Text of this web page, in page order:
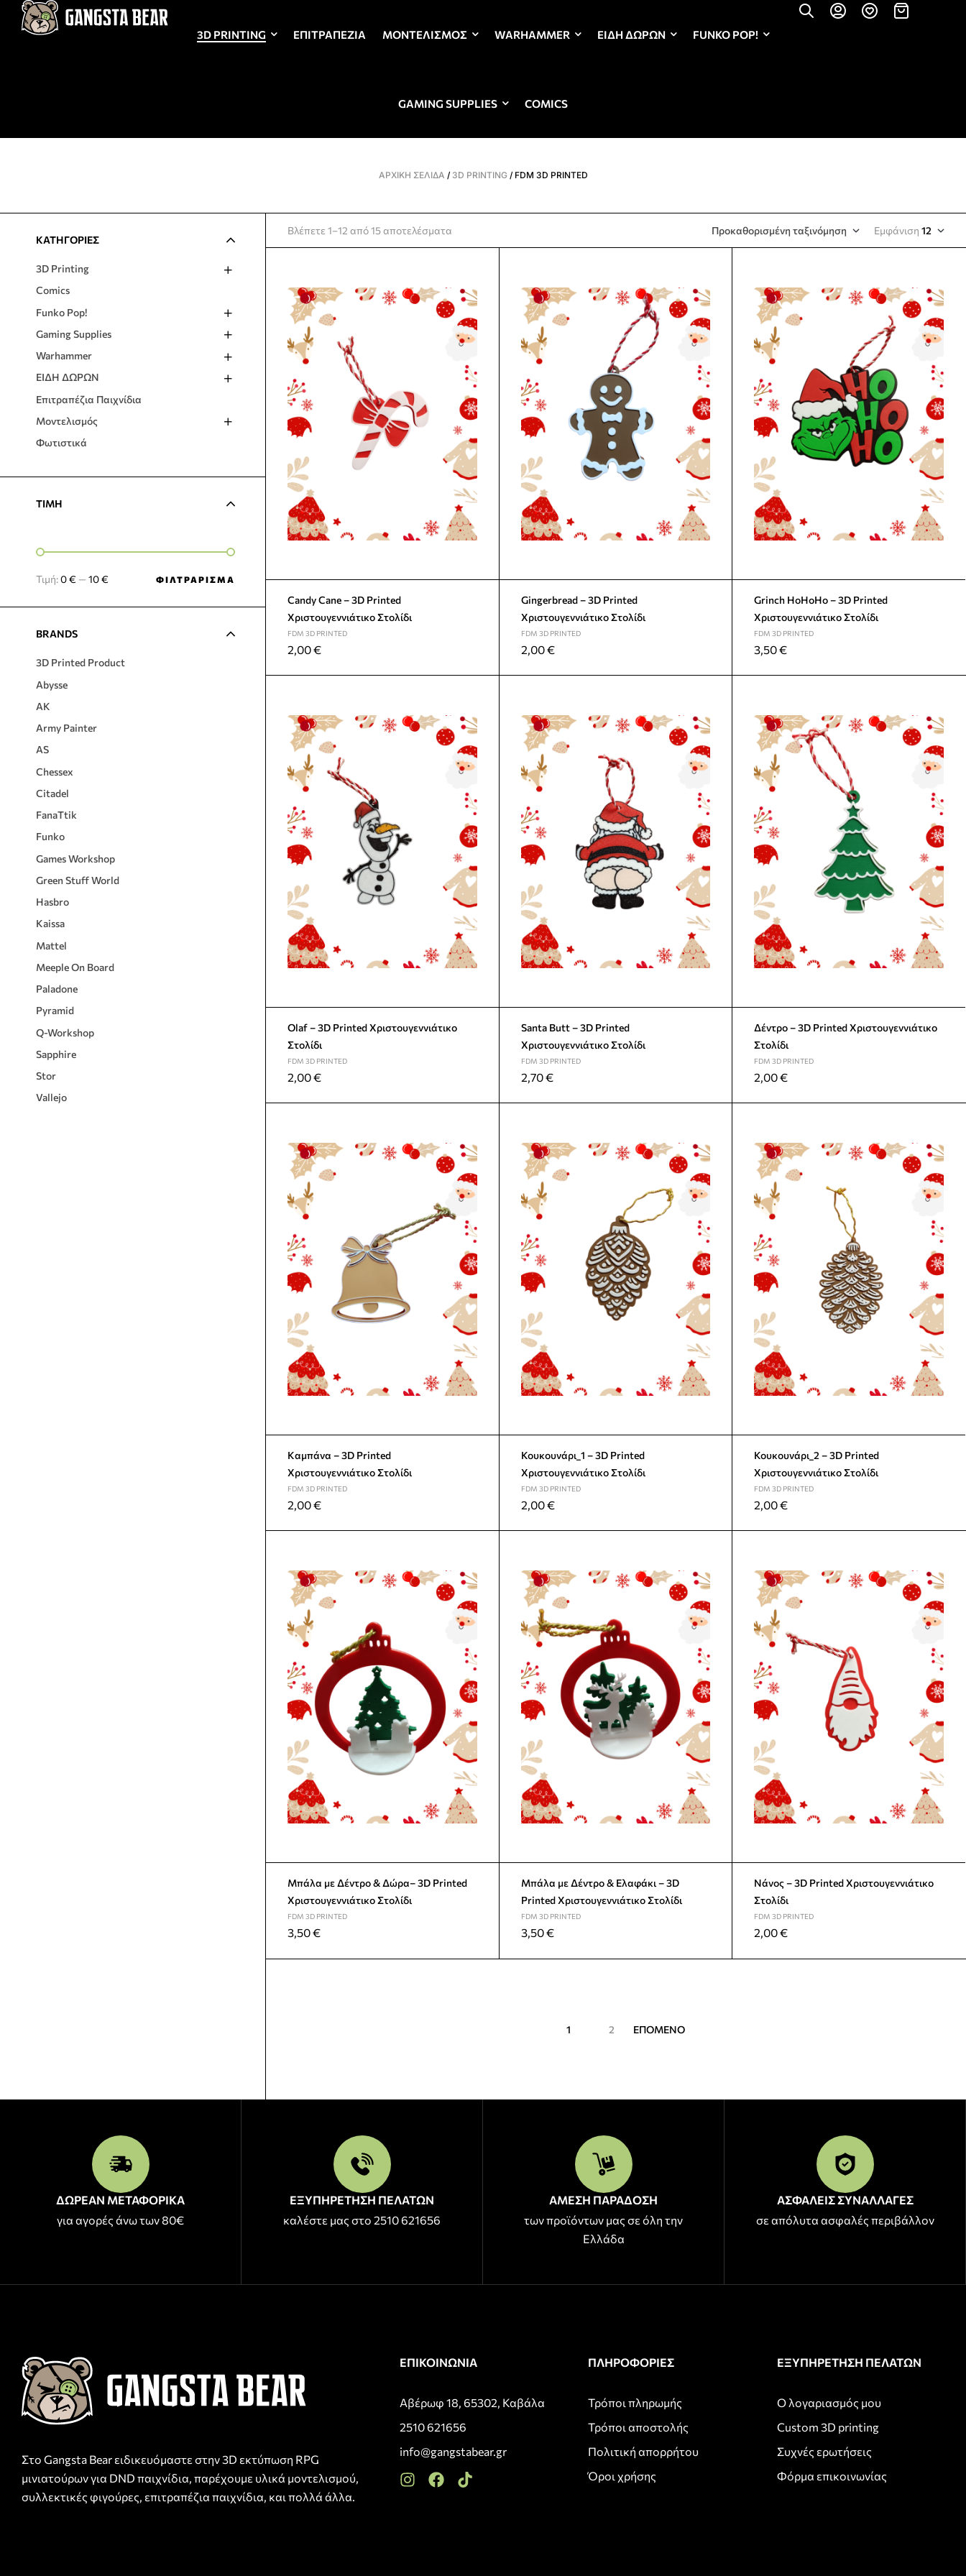
3D PRINTING ΕΠΙΤΡΑΠΈΖΙΑ ΜΟΝΤΕΛΙΣΜΌΣ WARHAMMER ΕΊΔΗ ΔΏΡΩΝ FUNKO POP!
GAMING SUPPLIES COMICS
ΑΡΧΙΚΉ ΣΕΛΊΔΑ / 3D PRINTING/ FDM 3D PRINTED
Βλέπετε 1–12 από 15 αποτελέσματα Προκαθορισμένη ταξινόμηση Εμφάνιση 12
Candy Cane – 3D Printed
Χριστουγεννιάτικο Στολίδι
FDM 3D PRINTED
2,00€
Gingerbread – 3D Printed
Χριστουγεννιάτικο Στολίδι
FDM 3D PRINTED
2,00€
Grinch HoHoHo – 3D Printed
Χριστουγεννιάτικο Στολίδι
FDM 3D PRINTED
3,50€
Olaf – 3D Printed Χριστουγεννιάτικο
Στολίδι
FDM 3D PRINTED
2,00€
Santa Butt – 3D Printed
Χριστουγεννιάτικο Στολίδι
FDM 3D PRINTED
2,70€
Δέντρο – 3D Printed Χριστουγεννιάτικο
Στολίδι
FDM 3D PRINTED
2,00€
Καμπάνα – 3D Printed
Χριστουγεννιάτικο Στολίδι
FDM 3D PRINTED
2,00€
Κουκουνάρι_1 – 3D Printed
Χριστουγεννιάτικο Στολίδι
FDM 3D PRINTED
2,00€
Κουκουνάρι_2 – 3D Printed
Χριστουγεννιάτικο Στολίδι
FDM 3D PRINTED
2,00€
Μπάλα με Δέντρο & Δώρα– 3D Printed
Χριστουγεννιάτικο Στολίδι
FDM 3D PRINTED
3,50€
Μπάλα με Δέντρο & Ελαφάκι – 3D
Printed Χριστουγεννιάτικο Στολίδι
FDM 3D PRINTED
3,50€
Νάνος – 3D Printed Χριστουγεννιάτικο
Στολίδι
FDM 3D PRINTED
2,00€
1 2 ΕΠΟΜΕΝΟ
ΚΑΤΗΓΟΡΙΕΣ
3D Printing
Comics
Funko Pop!
Gaming Supplies
Warhammer
ΕΙΔΗ ΔΩΡΩΝ
Επιτραπέζια Παιχνίδια
Μοντελισμός
Φωτιστικά
TIMH
ΦΙΛΤΡΆΡΙΣΜΑ
Τιμή:0 € — 10 €
BRANDS
3D Printed Product
Abysse
AK
Army Painter
AS
Chessex
Citadel
FanaTtik
Funko
Games Workshop
Green Stuff World
Hasbro
Kaissa
Mattel
Meeple On Board
Paladone
Pyramid
Q-Workshop
Sapphire
Stor
Vallejo
ΔΩΡΕΑΝ ΜΕΤΑΦΟΡΙΚΑ
για αγορές άνω των 80€
ΕΞΥΠΗΡΕΤΗΣΗ ΠΕΛΑΤΩΝ
καλέστε μας στο 2510 621656
ΑΜΕΣΗ ΠΑΡΑΔΟΣΗ
των προϊόντων μας σε όλη την
Ελλάδα
ΑΣΦΑΛΕΙΣ ΣΥΝΑΛΛΑΓΕΣ
σε απόλυτα ασφαλές περιβάλλον
Στο Gangsta Bear ειδικευόμαστε στην 3D εκτύπωση RPG
μινιατούρων για DND παιχνίδια, παρέχουμε υλικά μοντελισμού,
συλλεκτικές φιγούρες, επιτραπέζια παιχνίδια, και πολλά άλλα.
ΕΠΙΚΟΙΝΩΝΙΑ
Αβέρωφ 18, 65302, Καβάλα
2510 621656
info@gangstabear.gr
ΠΛΗΡΟΦΟΡΙΕΣ
Τρόποι πληρωμής
Τρόποι αποστολής
Πολιτική απορρήτου
Όροι χρήσης
ΕΞΥΠΗΡΕΤΗΣΗ ΠΕΛΑΤΩΝ
Ο λογαριασμός μου
Custom 3D printing
Συχνές ερωτήσεις
Φόρμα επικοινωνίας